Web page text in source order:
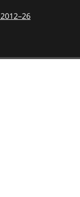
2012–26